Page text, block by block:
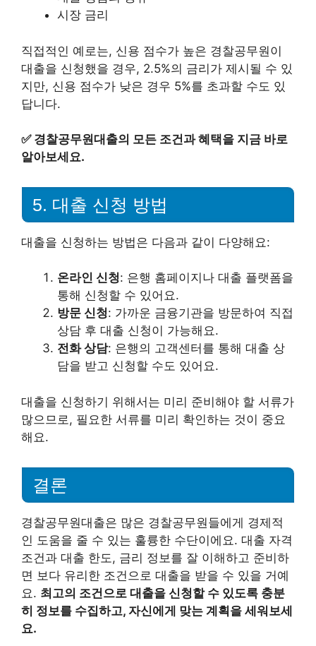
시장 금리
직접적인 예로는, 신용 점수가 높은 경찰공무원이
대출을 신청했을 경우, 2.5%의 금리가 제시될 수 있
지만, 신용 점수가 낮은 경우 5%를 초과할 수도 있
답니다.
✅ 경찰공무원대출의 모든 조건과 혜택을 지금 바로
알아보세요.
5. 대출 신청 방법
대출을 신청하는 방법은 다음과 같이 다양해요:
온라인 신청: 은행 홈페이지나 대출 플랫폼을
통해 신청할 수 있어요.
방문 신청: 가까운 금융기관을 방문하여 직접
상담 후 대출 신청이 가능해요.
전화 상담: 은행의 고객센터를 통해 대출 상
담을 받고 신청할 수도 있어요.
대출을 신청하기 위해서는 미리 준비해야 할 서류가
많으므로, 필요한 서류를 미리 확인하는 것이 중요
해요.
결론
경찰공무원대출은 많은 경찰공무원들에게 경제적
인 도움을 줄 수 있는 훌륭한 수단이에요. 대출 자격
조건과 대출 한도, 금리 정보를 잘 이해하고 준비하
면 보다 유리한 조건으로 대출을 받을 수 있을 거예
요. 최고의 조건으로 대출을 신청할 수 있도록 충분
히 정보를 수집하고, 자신에게 맞는 계획을 세워보세
요.